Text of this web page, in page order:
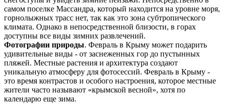
самом поселке Массандра, который находится на уровне моря,
горнолыжных трасс нет, так как это зона субтропического
климата. Однако в непосредственной близости, в горах
доступны все виды зимних развлечений.
Фотографии природы. Февраль в Крыму может подарить
удивительные виды - от заснеженных гор до пустынных
пляжей. Местные растения и архитектура создают
уникальную атмосферу для фотосессий. Февраль в Крыму -
это время контрастов и особого настроения, которое местные
жители часто называют «крымской весной», хотя по
календарю еще зима.